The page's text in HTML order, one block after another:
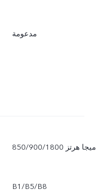
مدعومة
850/900/1800 ميجا هرتز
B1/B5/B8